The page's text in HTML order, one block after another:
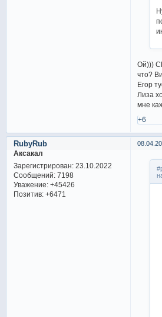
Ой)))
что?
Егор
Лиза
мне
+6
RubyRub
Аксакал
Зарегистрирован: 23.10.2022
Сообщений:7198
Уважение: +45426
Позитив: +6471